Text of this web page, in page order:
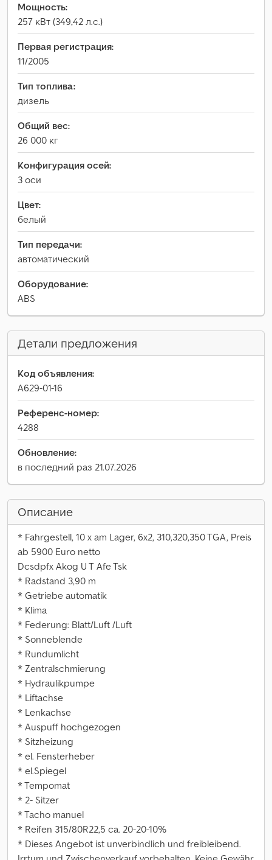
Мощность:
257 кВт (349,42 л.с.)
Первая регистрация:
11/2005
Тип топлива:
дизель
Общий вес:
26 000 кг
Конфигурация осей:
3 оси
Цвет:
белый
Тип передачи:
автоматический
Оборудование:
ABS
Детали предложения
Код объявления:
A629-01-16
Референс-номер:
4288
Обновление:
в последний раз 21.07.2026
Описание
* Fahrgestell, 10 x am Lager, 6x2, 310,320,350 TGA, Preis
ab 5900 Euro netto
Dcsdpfx Akog U T Afe Tsk
* Radstand 3,90 m
* Getriebe automatik
* Klima
* Federung: Blatt/Luft /Luft
* Sonneblende
* Rundumlicht
* Zentralschmierung
* Hydraulikpumpe
* Liftachse
* Lenkachse
* Auspuff hochgezogen
* Sitzheizung
* el. Fensterheber
* el.Spiegel
* Tempomat
* 2- Sitzer
* Tacho manuel
* Reifen 315/80R22,5 ca. 20-20-10%
* Dieses Angebot ist unverbindlich und freibleibend.